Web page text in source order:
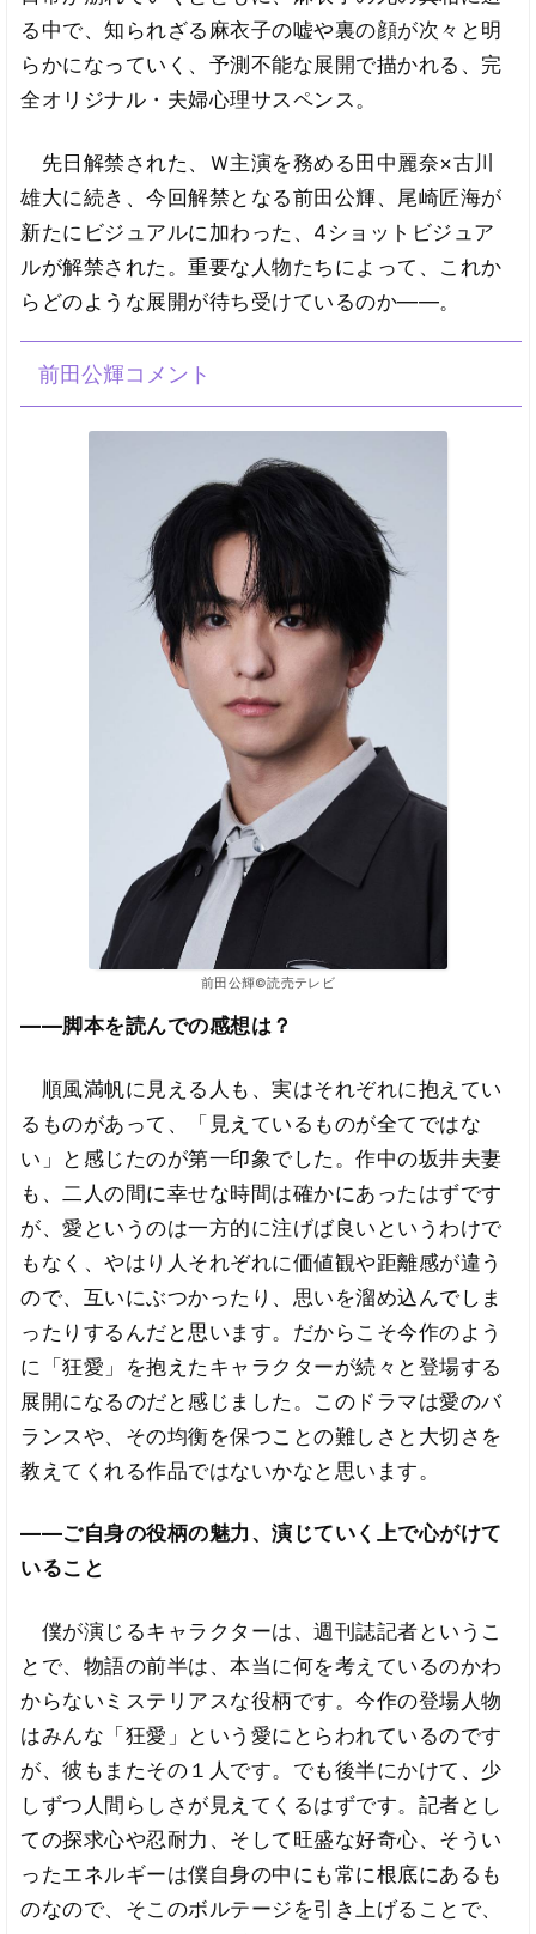
る中で、知られざる麻衣子の嘘や裏の顔が次々と明
らかになっていく、予測不能な展開で描かれる、完
全オリジナル・夫婦心理サスペンス。
先日解禁された、Ｗ主演を務める田中麗奈×古川
雄大に続き、今回解禁となる前田公輝、尾崎匠海が
新たにビジュアルに加わった、4ショットビジュア
ルが解禁された。重要な人物たちによって、これか
らどのような展開が待ち受けているのか――。
前田公輝コメント
前田公輝©読売テレビ
――脚本を読んでの感想は？
順風満帆に見える人も、実はそれぞれに抱えてい
るものがあって、「見えているものが全てではな
い」と感じたのが第一印象でした。作中の坂井夫妻
も、二人の間に幸せな時間は確かにあったはずです
が、愛というのは一方的に注げば良いというわけで
もなく、やはり人それぞれに価値観や距離感が違う
ので、互いにぶつかったり、思いを溜め込んでしま
ったりするんだと思います。だからこそ今作のよう
に「狂愛」を抱えたキャラクターが続々と登場する
展開になるのだと感じました。このドラマは愛のバ
ランスや、その均衡を保つことの難しさと大切さを
教えてくれる作品ではないかなと思います。
――ご自身の役柄の魅力、演じていく上で心がけて
いること
僕が演じるキャラクターは、週刊誌記者というこ
とで、物語の前半は、本当に何を考えているのかわ
からないミステリアスな役柄です。今作の登場人物
はみんな「狂愛」という愛にとらわれているのです
が、彼もまたその１人です。でも後半にかけて、少
しずつ人間らしさが見えてくるはずです。記者とし
ての探求心や忍耐力、そして旺盛な好奇心、そうい
ったエネルギーは僕自身の中にも常に根底にあるも
のなので、そこのボルテージを引き上げることで、